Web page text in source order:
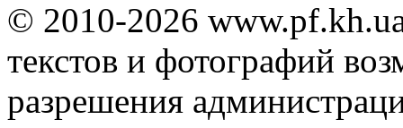
© 2010-2026
текстов и фотографий
разрешения